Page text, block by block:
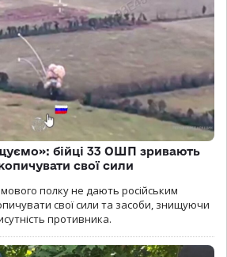
бійці 33 ОШП зривають
свої сили
полку не дають російським
свої сили та засоби, знищуючи
противника.